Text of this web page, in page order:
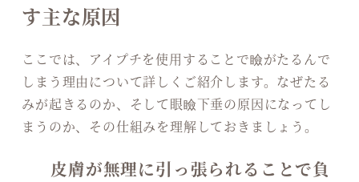
す主な原因
ここでは、アイプチを使用することで瞼がたるんで
しまう理由について詳しくご紹介します。なぜたる
みが起きるのか、そして眼瞼下垂の原因になってし
まうのか、その仕組みを理解しておきましょう。
皮膚が無理に引っ張られることで負